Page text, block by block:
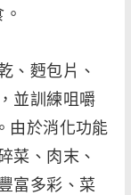
、麪包片、
並訓練咀嚼
由於消化功能
菜、肉末、
富多彩、菜